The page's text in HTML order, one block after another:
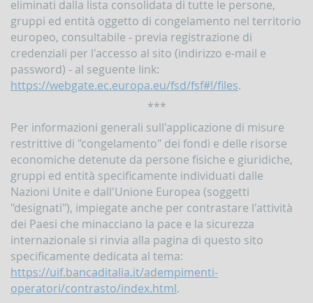
schemi
comunicazioni
inerenti
profili
di
Criteri
per
la
gestione
delle
comunicazioni
rivolte
alla
UIF
Segnalazioni
eliminati dalla lista consolidata di tutte le persone,
gruppi ed entità oggetto di congelamento nel territorio
europeo, consultabile - previa registrazione di
credenziali per l'accesso al sito (indirizzo e-mail e
password) - al seguente link:
https://webgate.ec.europa.eu/fsd/fsf#!/files.
***
Per informazioni generali sull'applicazione di misure
restrittive di "congelamento" dei fondi e delle risorse
economiche detenute da persone fisiche e giuridiche,
gruppi ed entità specificamente individuati dalle
Nazioni Unite e dall'Unione Europea (soggetti
"designati"), impiegate anche per contrastare l'attività
dei Paesi che minacciano la pace e la sicurezza
internazionale si rinvia alla pagina di questo sito
specificamente dedicata al tema:
https://uif.bancaditalia.it/adempimenti-
operatori/contrasto/index.html.